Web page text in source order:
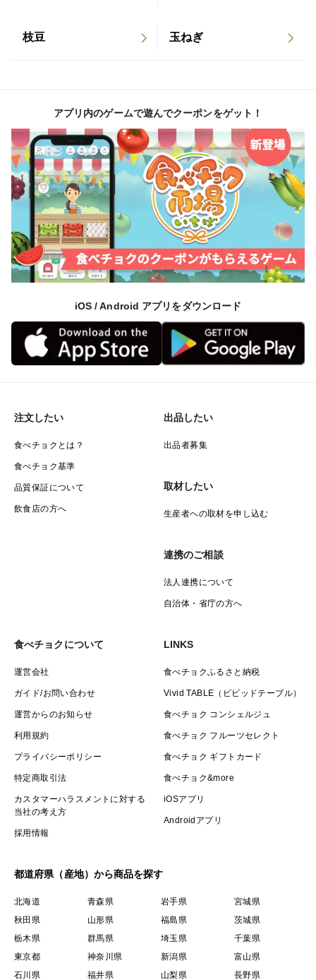
枝豆 玉ねぎ
アプリ内のゲームで遊んでクーポンをゲット！
iOS / Android アプリをダウンロード
注文したい
食べチョクとは？
食べチョク基準
品質保証について
飲食店の方へ
出品したい
出品者募集
取材したい
生産者への取材を申し込む
連携のご相談
法人連携について
自治体・省庁の方へ
食べチョクについて
運営会社
ガイド/お問い合わせ
運営からのお知らせ
利用規約
プライバシーポリシー
特定商取引法
カスタマーハラスメントに対する
当社の考え方
採用情報
LINKS
食べチョクふるさと納税
Vivid TABLE（ビビッドテーブル）
食べチョク コンシェルジュ
食べチョク フルーツセレクト
食べチョク ギフトカード
食べチョク&more
iOSアプリ
Androidアプリ
都道府県（産地）から商品を探す
北海道 青森県 岩手県
宮城県
秋田県
山形県 福島県
茨城県
栃木県
群馬県 埼玉県
千葉県
東京都
神奈川県 新潟県
富山県
石川県
福井県 山梨県 長野県